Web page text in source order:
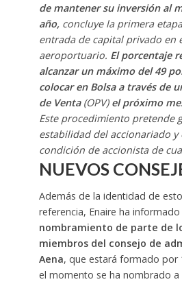
de mantener su inversión al
año, concluye la primera
entrada de capital privado en
aeroportuario. El porcentaje
alcanzar un máximo del 49
colocar en Bolsa a través de
de Venta (OPV) el próximo
Este procedimiento pretende
estabilidad del accionariado y
condición de accionista de
NUEVOS
Además de la identidad de
referencia, Enaire ha
nombramiento de parte de
miembros del consejo de
Aena, que estará formado por
el momento se ha nombrado a